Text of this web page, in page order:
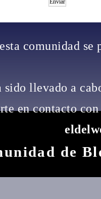
comunidad
sido llevado a
en contacto
de